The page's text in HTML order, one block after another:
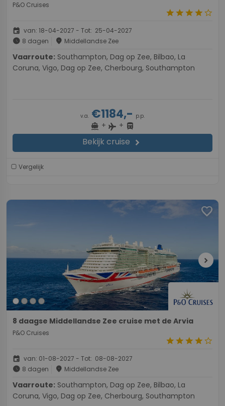
P&O Cruises
starstarstarstarstar_border
event van: 18-04-2027 - Tot: 25-04-2027
schedule 8 dagen place Middellandse Zee
Vaarroute:
Coruna, Vigo, Dag op Zee, Cherbourg, Southampton
v.a. €1184,- p.p.
directions_boat + flight + directions_bus
Bekijk cruise chevron_right
Vergelijk
favorite
chevron_right
8 daagse Middellandse Zee cruise met de Arvia
P&O Cruises
starstarstarstarstar_border
event van: 01-08-2027 - Tot: 08-08-2027
schedule 8 dagen place Middellandse Zee
Vaarroute:
Coruna, Vigo, Dag op Zee, Cherbourg, Southampton